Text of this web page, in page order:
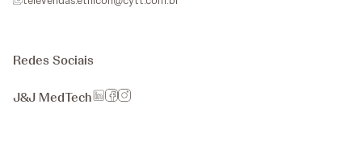
Redes Sociais
J&J MedTech